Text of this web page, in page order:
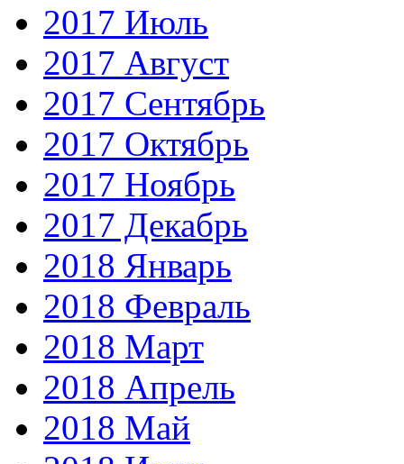
2017 Июль
2017 Август
2017 Сентябрь
2017 Октябрь
2017 Ноябрь
2017 Декабрь
2018 Январь
2018 Февраль
2018 Март
2018 Апрель
2018 Май